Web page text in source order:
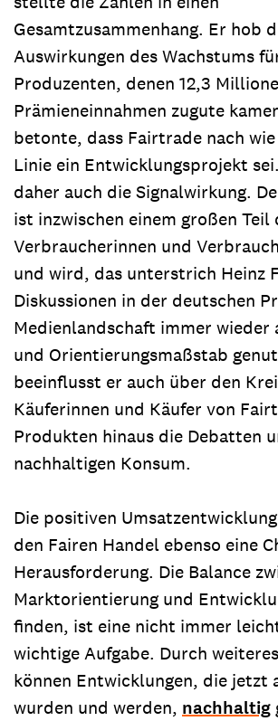
Gesamtzusammenhang. Er hob
Auswirkungen des Wachstums
Produzenten, denen 12,3
Prämieneinnahmen zugute
betonte, dass Fairtrade nach
Linie ein Entwicklungsprojekt
daher auch die Signalwirkung.
ist inzwischen einem großen Teil
Verbraucherinnen und
und wird, das unterstrich Heinz
Diskussionen in der deutschen
Medienlandschaft immer wieder
und Orientierungsmaßstab
beeinflusst er auch über den
Käuferinnen und Käufer von
Produkten hinaus die Debatten
nachhaltigen Konsum.
Die positiven
den Fairen Handel ebenso eine
Herausforderung. Die Balance
Marktorientierung und
finden, ist eine nicht immer
wichtige Aufgabe. Durch
können Entwicklungen, die jetzt
wurden und werden, nachhaltig